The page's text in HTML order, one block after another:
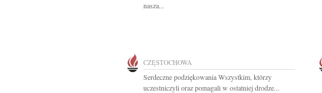
nasza...
CZĘSTOCHOWA
Serdeczne podziękowania Wszystkim, którzy
uczestniczyli oraz pomagali w ostatniej drodze...